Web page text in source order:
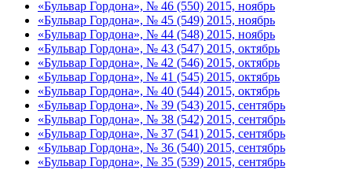
«Бульвар Гордона», № 46 (550) 2015, ноябрь
«Бульвар Гордона», № 45 (549) 2015, ноябрь
«Бульвар Гордона», № 44 (548) 2015, ноябрь
«Бульвар Гордона», № 43 (547) 2015, октябрь
«Бульвар Гордона», № 42 (546) 2015, октябрь
«Бульвар Гордона», № 41 (545) 2015, октябрь
«Бульвар Гордона», № 40 (544) 2015, октябрь
«Бульвар Гордона», № 39 (543) 2015, сентябрь
«Бульвар Гордона», № 38 (542) 2015, сентябрь
«Бульвар Гордона», № 37 (541) 2015, сентябрь
«Бульвар Гордона», № 36 (540) 2015, сентябрь
«Бульвар Гордона», № 35 (539) 2015, сентябрь